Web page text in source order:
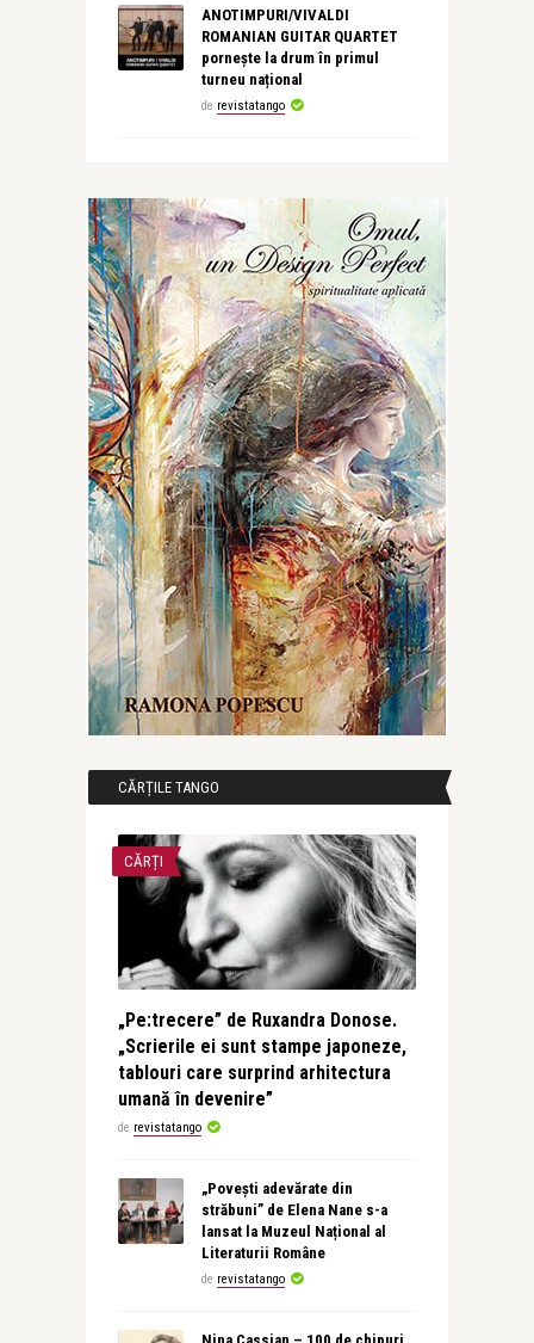
ANOTIMPURI/VIVALDI
ROMANIAN GUITAR QUARTET
pornește la drum în primul
turneu național
de revistatango
CĂRȚILE TANGO
CĂRȚI
„Pe:trecere” de Ruxandra Donose.
„Scrierile ei sunt stampe japoneze,
tablouri care surprind arhitectura
umană în devenire”
de revistatango
„Povești adevărate din
străbuni” de Elena Nane s-a
lansat la Muzeul Național al
Literaturii Române
de revistatango